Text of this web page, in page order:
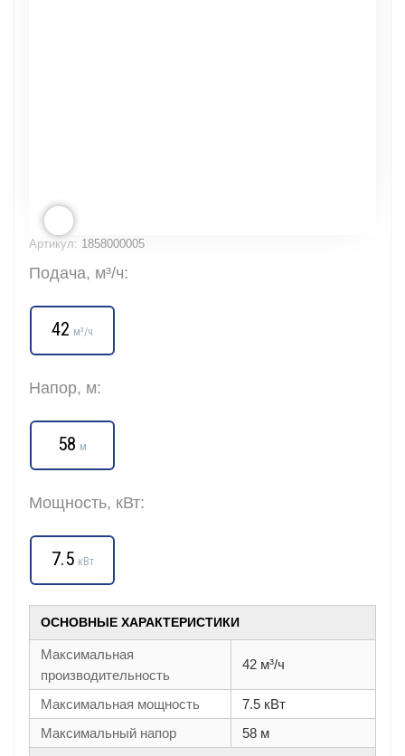
Артикул: 1858000005
Подача, м³/ч:
42 м³/ч
Напор, м:
58 м
Мощность, кВт:
7.5 кВт
ОСНОВНЫЕ ХАРАКТЕРИСТИКИ
Максимальная
производительность
42 м³/ч
Максимальная мощность
7.5 кВт
Максимальный напор
58 м